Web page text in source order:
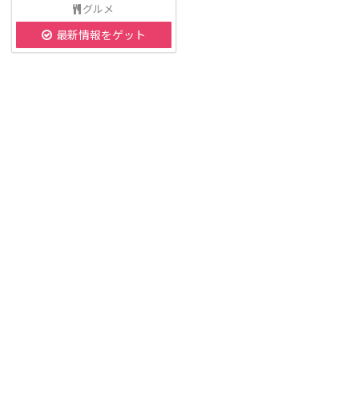
グルメ
最新情報をゲット